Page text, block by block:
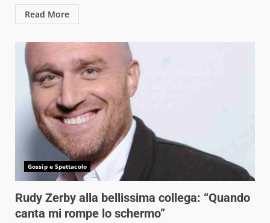
Read More
Gossip e Spettacolo
Rudy Zerby alla bellissima collega: “Quando
canta mi rompe lo schermo”